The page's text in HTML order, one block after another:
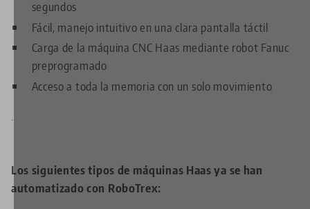
segundos
Fácil, manejo intuitivo en una clara pantalla táctil
Carga de la máquina CNC Haas mediante robot Fanuc
preprogramado
Acceso a toda la memoria con un solo movimiento
Los siguientes tipos de máquinas Haas ya se han
automatizado con RoboTrex: